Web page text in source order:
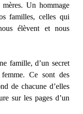
Un hommage
familles, celles qui
élèvent et nous
famille, d’un secret
Ce sont des
de chacune d’elles
sur les pages d’un